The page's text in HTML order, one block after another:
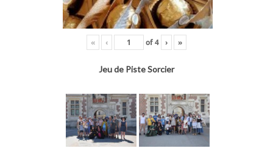
« ‹ of4 › »
Jeu de Piste Sorcier